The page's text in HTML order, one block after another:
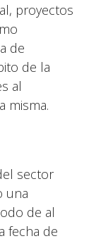
proyectos
de
de la
al
misma.
sector
una
de al
fecha de